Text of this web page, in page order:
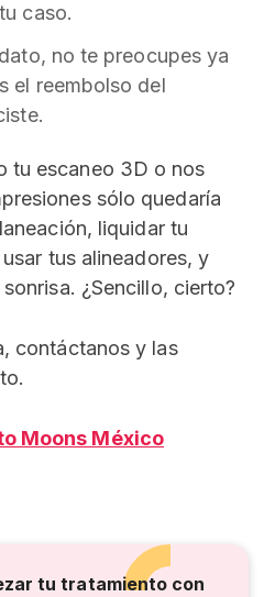
caso.
no te preocupes ya
el reembolso del
tu escaneo 3D o nos
sólo quedaría
liquidar tu
tus alineadores, y
¿Sencillo, cierto?
contáctanos y las
Moons México
tu tratamiento con